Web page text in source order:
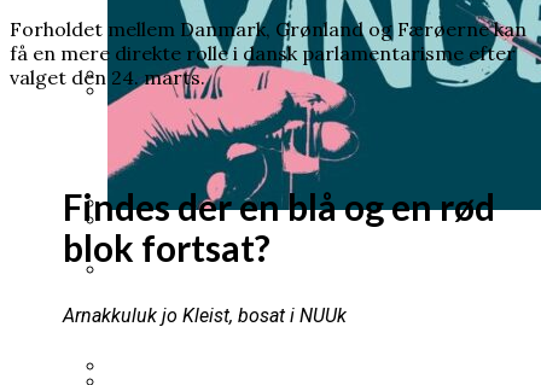
vigtig klimahistorie
Prins Andrew planlægger sin egen
begravelse – frygter at dø før han bliver
tilgivet
Norsk kongehus i undtagelsestilstand:
Pia Kjærsgaard forlod sit parti og tog
mandatet med sig
ændrede danskernes rettigheder
Han ville forstå livets oprindelse. Men
atombomben
Forholdet mellem Danmark, Grønland og Færøerne kan
få en mere direkte rolle i dansk parlamentarisme efter
valget den 24. marts.
Findes der en blå og en rød
blok fortsat?
Arnakkuluk jo Kleist, bosat i NUUk